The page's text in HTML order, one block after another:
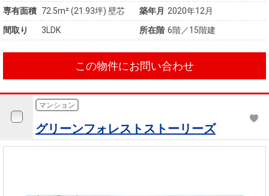
専有面積 72.5m²(21.93坪) 壁芯 築年月 2020年12月
間取り
3LDK 所在階 6階／15階建
この物件にお問い合わせ
マンション
グリーンフォレストストーリーズ